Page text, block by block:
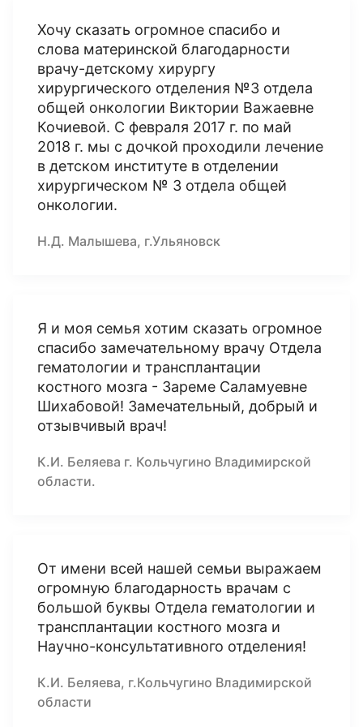
Хочу сказать огромное спасибо и
слова материнской благодарности
врачу-детскому хирургу
хирургического отделения №3 отдела
общей онкологии Виктории Важаевне
Кочиевой. С февраля 2017 г. по май
2018 г. мы с дочкой проходили лечение
в детском институте в отделении
хирургическом № 3 отдела общей
онкологии.
Н.Д. Малышева, г.Ульяновск
Я и моя семья хотим сказать огромное
спасибо замечательному врачу Отдела
гематологии и трансплантации
костного мозга - Зареме Саламуевне
Шихабовой! Замечательный, добрый и
отзывчивый врач!
К.И. Беляева г. Кольчугино Владимирской
области.
От имени всей нашей семьи выражаем
огромную благодарность врачам с
большой буквы Отдела гематологии и
трансплантации костного мозга и
Научно-консультативного отделения!
К.И. Беляева, г.Кольчугино Владимирской
области